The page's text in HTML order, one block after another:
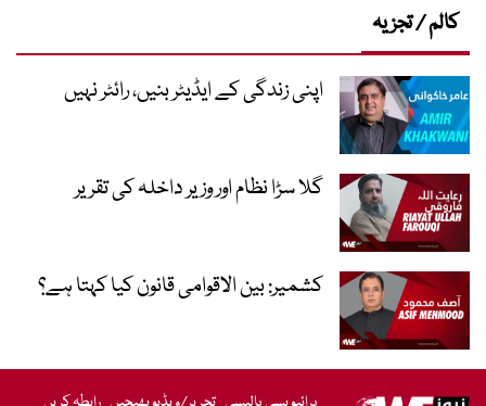
کالم / تجزیہ
اپنی زندگی کے ایڈیٹر بنیں، رائٹر نہیں
گلا سڑا نظام اور وزیر داخلہ کی تقریر
کشمیر: بین الاقوامی قانون کیا کہتا ہے؟